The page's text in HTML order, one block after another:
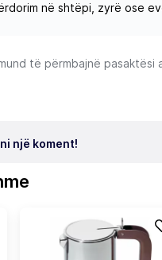
në shtëpi, zyrë ose
të përmbajnë
një koment!